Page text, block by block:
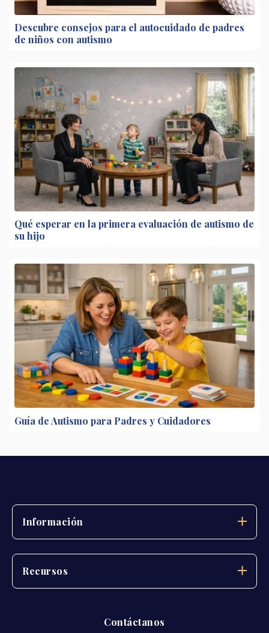
Descubre consejos para el autocuidado de padres
de niños con autismo
Qué esperar en la primera evaluación de autismo de
su hijo
Guía de Autismo para Padres y Cuidadores
Información
Recursos
Contáctanos